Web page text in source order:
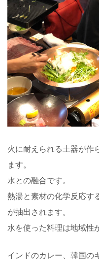
火に耐えられる土器が作
ます。
水との融合です。
熱湯と素材の化学反応す
が抽出されます。
水を使った料理は地域性
インドのカレー、韓国の